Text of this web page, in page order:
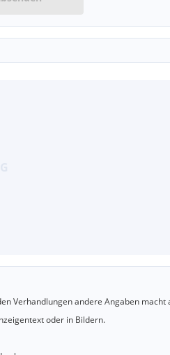
Verhandlungen andere Angaben macht
oder in Bildern.